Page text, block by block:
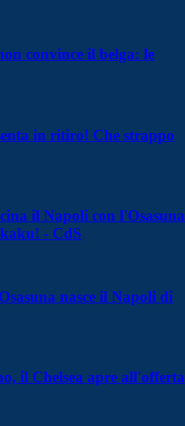
convince il belga: le
in ritiro! Che strappo
il Napoli con l'Osasuna
- CdS
nasce il Napoli di
il Chelsea apre all'offerta